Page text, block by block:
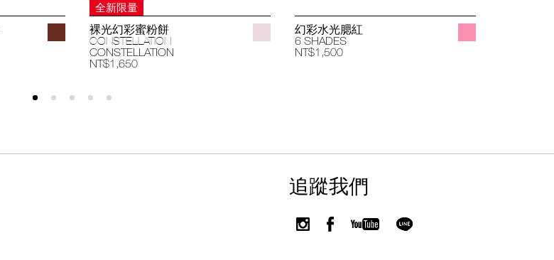
全新限量
裸光幻彩蜜粉餅
CONSTELLATION
CONSTELLATION
NT$1,650
幻彩水光腮紅
6 SHADES
NT$1,500
追蹤我們